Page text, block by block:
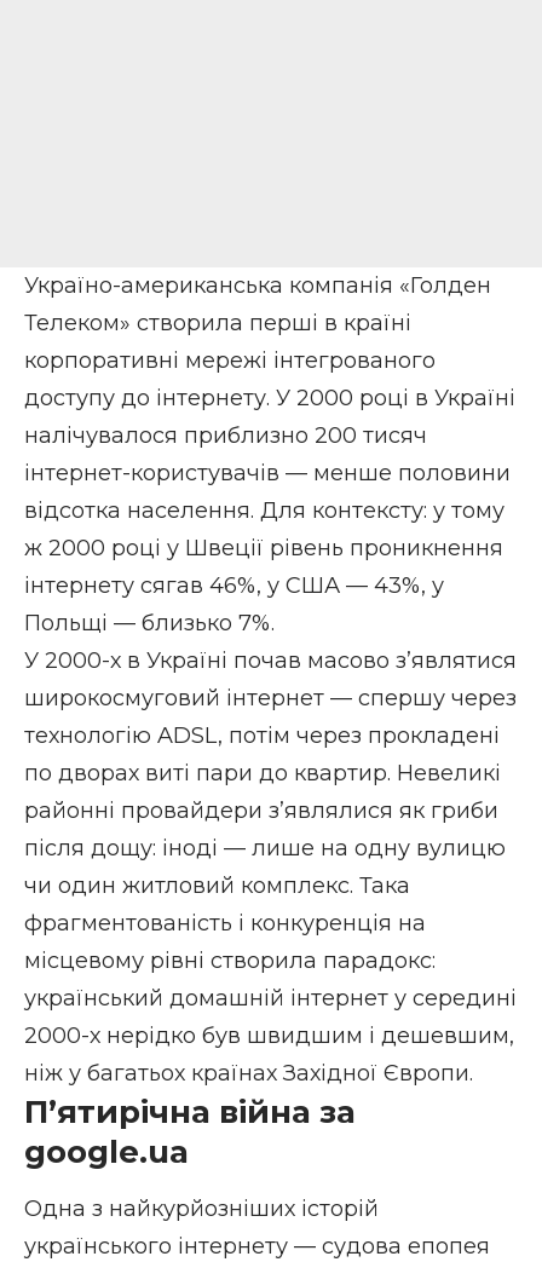
Україно-американська компанія «Голден
Телеком» створила перші в країні
корпоративні мережі інтегрованого
доступу до інтернету. У 2000 році в Україні
налічувалося приблизно 200 тисяч
інтернет-користувачів — менше половини
відсотка населення. Для контексту: у тому
ж 2000 році у Швеції рівень проникнення
інтернету сягав 46%, у США — 43%, у
Польщі — близько 7%.
У 2000-х в Україні почав масово з’являтися
широкосмуговий інтернет — спершу через
технологію ADSL, потім через прокладені
по дворах виті пари до квартир. Невеликі
районні провайдери з’являлися як гриби
після дощу: іноді — лише на одну вулицю
чи один житловий комплекс. Така
фрагментованість і конкуренція на
місцевому рівні створила парадокс:
український домашній інтернет у середині
2000-х нерідко був швидшим і дешевшим,
ніж у багатьох країнах Західної Європи.
П’ятирічна війна за
google.ua
Одна з найкурйозніших історій
українського інтернету — судова епопея